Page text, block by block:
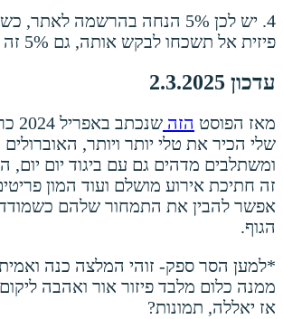
4. יש לכן 5% הנחה בהרשמה
פיזית אל תשכחו לבקש אותה, גם 5% זה כסף.
עדכון 2.3.2025
מאז הפוסט הזה
שלי הכיר את טלי יותר ויותר,
ומשתלבים מדהים גם עם ביגוד יום יום,
זה חתיכת אירוע מושלם ועוד המון
אפשר להבין את התמחור שלהם
הגוף.
*למען הסר ספק- זוהי המלצה כנה
ממנה כלום מלבד פיזור אור ואהבה
אז יאללה, תמונות?